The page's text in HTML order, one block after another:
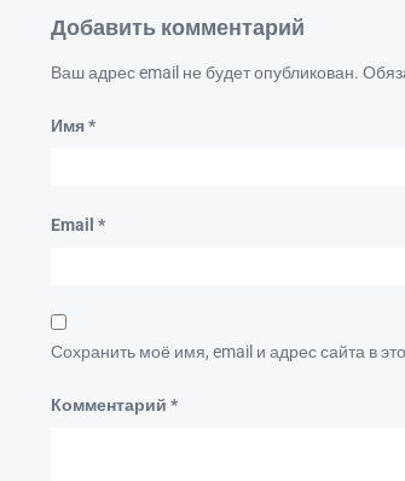
Добавить комментарий
Ваш адрес email не будет опубликован.
Имя*
Email *
Сохранить моё имя, email и адрес сайта в
Комментарий *